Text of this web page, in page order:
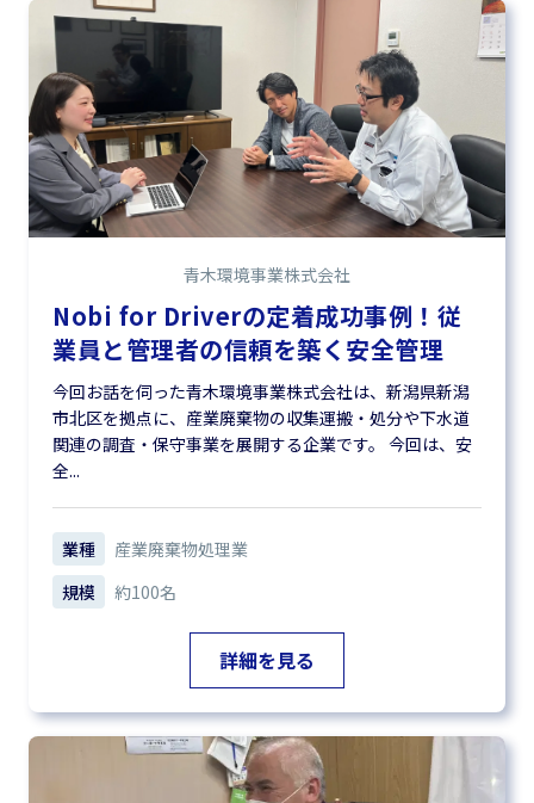
青木環境事業株式会社
Nobi for Driverの定着成功事例！従
業員と管理者の信頼を築く安全管理
今回お話を伺った青木環境事業株式会社は、新潟県新潟
市北区を拠点に、産業廃棄物の収集運搬・処分や下水道
関連の調査・保守事業を展開する企業です。 今回は、安
全...
業種
産業廃棄物処理業
規模
約100名
詳細を見る